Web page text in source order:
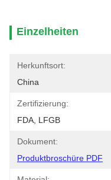
Einzelheiten
Herkunftsort:
China
Zertifizierung:
FDA, LFGB
Dokument:
Produktbroschüre PDF